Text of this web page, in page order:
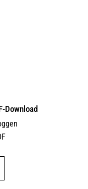
Download